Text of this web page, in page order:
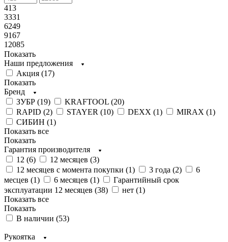
413
3331
6249
9167
12085
Показать
Наши предложения
Акция (17)
Показать
Бренд
ЗУБР (19) KRAFTOOL (20)
RAPID (2) STAYER (10) DEXX (1) MIRAX (1)
СИБИН (1)
Показать все
Показать
Гарантия производителя
12 (6) 12 месяцев (3)
12 месяцев с момента покупки (1) 3 года (2)
6
месцев (1) 6 месяцев (1)
Гарантийный срок
эксплуатации 12 месяцев (38) нет (1)
Показать все
Показать
В наличии (53)
Рукоятка